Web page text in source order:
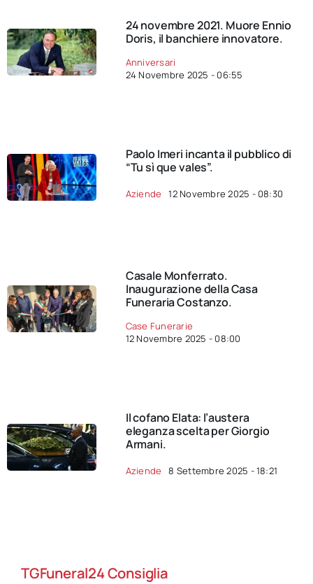
24 novembre 2021. Muore Ennio
Doris, il banchiere innovatore.
Anniversari
24 Novembre 2025 - 06:55
Paolo Imeri incanta il pubblico di
“Tu sì que vales”.
Aziende 12 Novembre 2025 - 08:30
Casale Monferrato.
Inaugurazione della Casa
Funeraria Costanzo.
Case Funerarie
12 Novembre 2025 - 08:00
Il cofano Elata: l’austera
eleganza scelta per Giorgio
Armani.
Aziende 8 Settembre 2025 - 18:21
TGFuneral24 Consiglia